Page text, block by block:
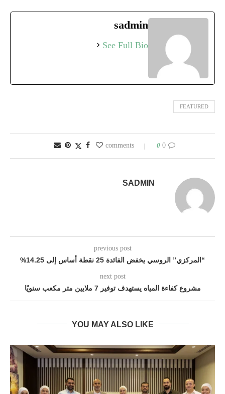
sadmin
See Full Bio
FEATURED
0 comments
0
SADMIN
previous post
“المركزي” الروسي يخفض الفائدة 25 نقطة أساس إلى 14.25%
next post
مشروع كفاءة المياه يستهدف توفير 7 ملايين متر مكعب سنويًا
YOU MAY ALSO LIKE